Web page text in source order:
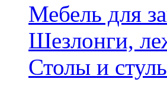
Мебель для
Шезлонги,
Столы и